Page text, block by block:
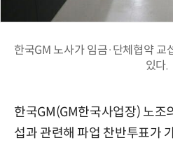
한국GM 노사가 임금·단체협약 교
있다.
한국GM(GM한국사업장) 노조
섭과 관련해 파업 찬반투표가